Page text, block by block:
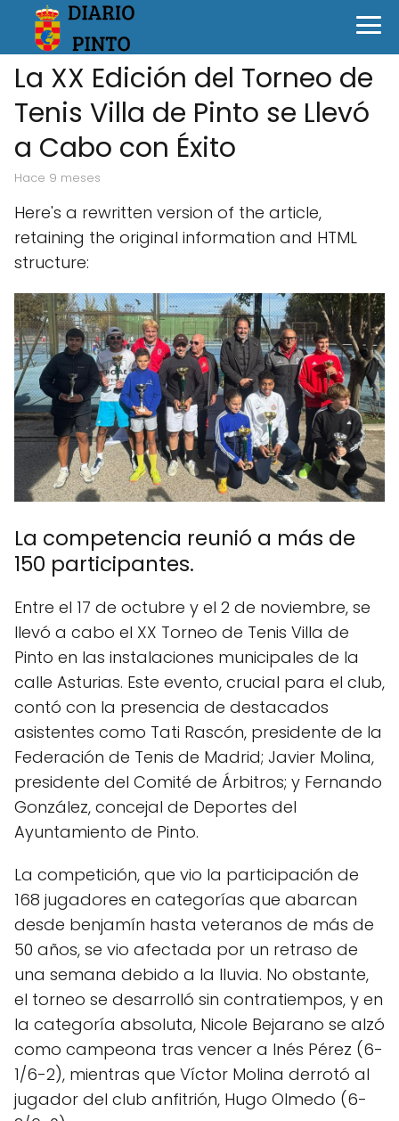
La XX Edición del Torneo de
Tenis Villa de Pinto se Llevó
a Cabo con Éxito
hace 9 meses
Here's a rewritten version of the article,
retaining the original information and HTML
structure:
La competencia reunió a más de
150 participantes.
Entre el 17 de octubre y el 2 de noviembre, se
llevó a cabo el XX Torneo de Tenis Villa de
Pinto en las instalaciones municipales de la
calle Asturias. Este evento, crucial para el club,
contó con la presencia de destacados
asistentes como Tati Rascón, presidente de la
Federación de Tenis de Madrid; Javier Molina,
presidente del Comité de Árbitros; y Fernando
González, concejal de Deportes del
Ayuntamiento de Pinto.
La competición, que vio la participación de
168 jugadores en categorías que abarcan
desde benjamín hasta veteranos de más de
50 años, se vio afectada por un retraso de
una semana debido a la lluvia. No obstante,
el torneo se desarrolló sin contratiempos, y en
la categoría absoluta, Nicole Bejarano se alzó
como campeona tras vencer a Inés Pérez (6-
1/6-2), mientras que Víctor Molina derrotó al
jugador del club anfitrión, Hugo Olmedo (6-